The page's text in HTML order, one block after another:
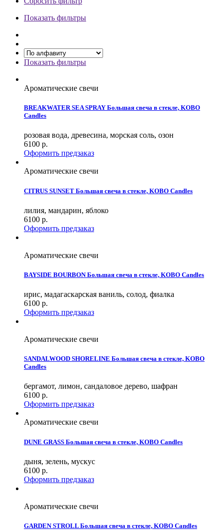
Показать фильтры
Показать фильтры
Ароматические свечи
BREAKWATER SEA SPRAY Большая свеча в стекле, KOBO
Candles
розовая вода, древесина, морская соль, озон
6100 р.
Оформить предзаказ
Ароматические свечи
CITRUS SUNSET Большая свеча в стекле, KOBO Candles
лилия, мандарин, яблоко
6100 р.
Оформить предзаказ
Ароматические свечи
BAYSIDE BOURBON Большая свеча в стекле, KOBO Candles
ирис, мадагаскарская ваниль, солод, фиалка
6100 р.
Оформить предзаказ
Ароматические свечи
SANDALWOOD SHORELINE Большая свеча в стекле, KOBO
Candles
бергамот, лимон, сандаловое дерево, шафран
6100 р.
Оформить предзаказ
Ароматические свечи
DUNE GRASS Большая свеча в стекле, KOBO Candles
дыня, зелень, мускус
6100 р.
Оформить предзаказ
Ароматические свечи
GARDEN STROLL Большая свеча в стекле, KOBO Candles